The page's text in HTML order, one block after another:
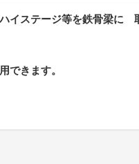
イステージ等を鉄骨梁に
できます。